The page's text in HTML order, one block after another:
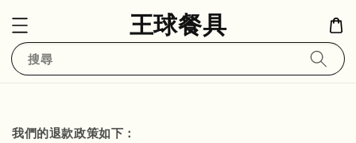
王球餐具
搜尋
我們的退款政策如下：